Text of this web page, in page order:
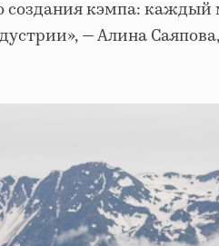
создания кэмпа: каждый
—Алина